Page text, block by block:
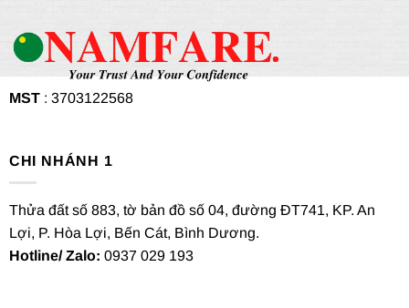
MST: 3703122568
CHI NHÁNH 1
Thửa đất số 883, tờ bản đồ số 04, đường ĐT741, KP. An
Lợi, P. Hòa Lợi, Bến Cát, Bình Dương.
Hotline/ Zalo: 0937 029 193